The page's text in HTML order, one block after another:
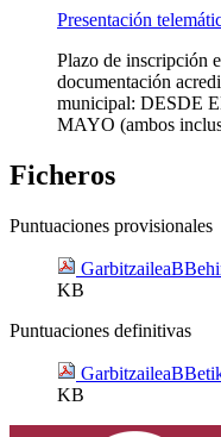
Presentación
Plazo de inscripción
documentación
municipal: DESDE
MAYO (ambos
Ficheros
Puntuaciones provisionales
KB
Puntuaciones definitivas
KB